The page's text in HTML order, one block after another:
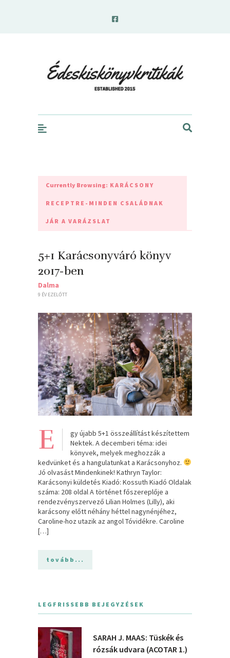
Currently Browsing: KARÁCSONY
RECEPTRE-MINDEN CSALÁDNAK
JÁR A VARÁZSLAT
5+1 Karácsonyváró könyv
2017-ben
Dalma
9 ÉV EZELŐTT
E
gy újabb 5+1 összeállítást készítettem
Nektek. A decemberi téma: idei
könyvek, melyek meghozzák a
kedvünket és a hangulatunkat a Karácsonyhoz.
Jó olvasást Mindenkinek! Kathryn Taylor:
Karácsonyi ​küldetés Kiadó: Kossuth Kiadó Oldalak
száma: 208 oldal A ​történet főszereplője a
rendezvényszervező Lilian Holmes (Lilly), aki
karácsony előtt néhány héttel nagynénjéhez,
Caroline-hoz utazik az angol Tóvidékre. Caroline
[…]
tovább...
LEGFRISSEBB BEJEGYZÉSEK
SARAH J. MAAS: Tüskék és
rózsák udvara (ACOTAR 1.)